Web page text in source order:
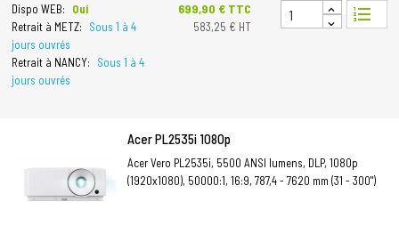
Dispo WEB:
Oui
Retrait à METZ:
Sous 1 à 4
jours ouvrés
Retrait à NANCY:
Sous 1 à 4
jours ouvrés
Prix
699,90 € TTC
583,25 € HT
format_list_numbered
Acer PL2535i 1080p
Acer Vero PL2535i, 5500 ANSI lumens, DLP, 1080p
(1920x1080), 50000:1, 16:9, 787,4 - 7620 mm (31 - 300")